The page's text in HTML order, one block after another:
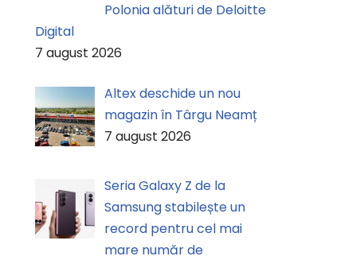
Polonia alături de Deloitte
Digital
7 august 2026
Altex deschide un nou
magazin în Târgu Neamț
7 august 2026
Seria Galaxy Z de la
Samsung stabilește un
record pentru cel mai
mare număr de